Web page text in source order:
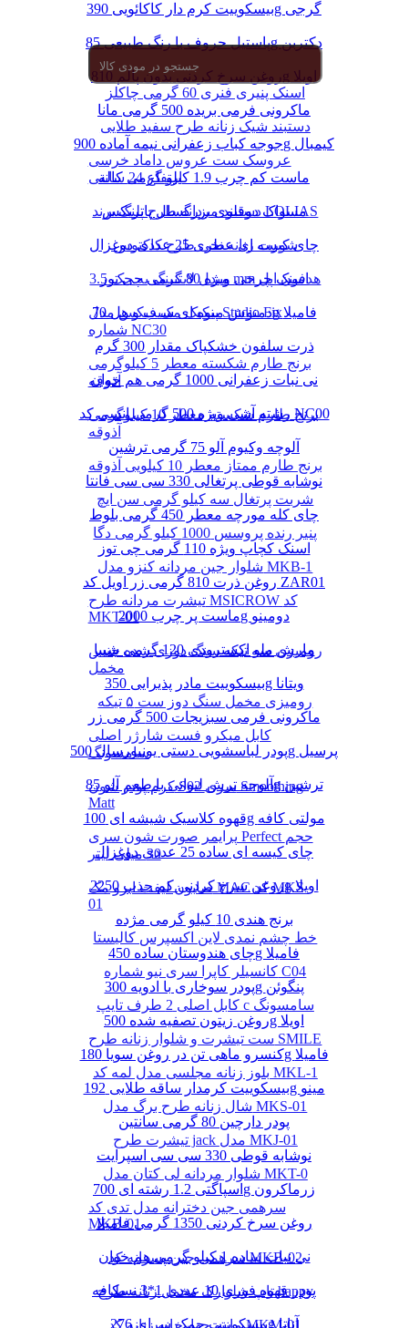
اسنک پنیری فنری 60 گرمی چاکلز
دستبند شیک زنانه طرح سفید طلایی
عروسک ست عروس داماد خرسی
ارتفاع 24 سانتی
دستبند مردانه طرح پلنگ برند LOLIAS
شورت زنانه نخی طرح کاکتوس
مبدل لایتنینگ به جک 3.5 mm هدفون اپل
پنکیک مک فیکس مدل Studio Fix
شماره NC30
برنج طارم شکسته معطر 5 کیلوگرمی
آذوقه
برنج طارم شکسته معطر 10 کیلوگرمی
آذوقه
برنج طارم ممتاز معطر 10 کیلویی آذوقه
شربت پرتغال سه کیلو گرمی سن ایچ
پنیر رنده پروسس 1000 کیلو گرمی دگا
شلوار جین مردانه کنزو مدل MKB-1
تیشرت مردانه طرح MSICROW کد
MKT-01
رومیزی سه تیکه سنگ دوزی شده جنس
مخمل
رومیزی مخمل سنگ دوز ست ۵ تیکه
کابل میکرو فست شارژر اصلی
سامسونگ
کرم پودر شون S02 سری Smoothing
Matt
پرایمر صورت شون سری Perfect حجم
30 میلی لیتر
صابون لیفت ابرو مک MAC کد MKS-
01
خط چشم نمدی لاین اکسپرس کالیستا
کانسیلر کاپرا سری نیو شماره C04
کابل اصلی 2 طرف تایپ c سامسونگ
ست تیشرت و شلوار زنانه طرح SMILE
بلوز زنانه مجلسی مدل لمه کد MKL-1
شال زنانه طرح برگ مدل MKS-01
تیشرت طرح jack مدل MKJ-01
شلوار مردانه لی کتان مدل MKT-0
سرهمی جین دخترانه مدل تدی کد
MKB-01
سرهمی جین پسرانه کد MKB-02
تاپ شلوارک مخمل زنانه طرح happy
مانتو چهارخانه زنانه کد MKM-01
بیسکوییت کرم دار کاکائویی 390g گرجی
پاستیل حروف با رنگ طبیعی 85g دکتربن
روغن سرخ کردنی بدون پالم 810g اویلا
ماکرونی فرمی بریده 500 گرمی مانا
جوجه کباب زعفرانی نیمه آماده 900g کیمبال
ماست کم چرب 1.9 کیلو گرمی کاله
مسواک دوقلوی بزرگسال پاتریکس
چای کیسه ای عطری 25 عددی دوغزال
اسنک چرخی ویژه 80 گرمی چی توز
دمنوش میوه ای سیب و هل 70g فامیلا
ذرت سلفون خشکپاک مقدار 300 گرم
نی نبات زعفرانی 1000 گرمی هم خوان
رشته آشی ویژه 500 گرمی انسی کد NC00
آلوچه وکیوم آلو 75 گرمی ترشین
نوشابه قوطی پرتغالی 330 سی سی فانتا
چای کله مورچه معطر 450 گرمی بلوط
اسنک کچاپ ویژه 110 گرمی چی توز
روغن ذرت 810 گرمی زر اویل کد ZAR01
ماست پر چرب 2000g دومینو
مارش ملو اکسترودی 120 گرمی شیبا
بیسکوییت مادر پذیرایی 350g ویتانا
ماکرونی فرمی سبزیجات 500 گرمی زر
پودر لباسشویی دستی یونیورسال 500g پرسیل
آلوچه ترش لیوانی با طعم آلو 85g ترشین
قهوه کلاسیک شیشه ای 100g مولتی کافه
چای کیسه ای ساده 25 عددی دوغزال
روغن سرخ کردنی کم جذب 2250g اویلا
برنج هندی 10 کیلو گرمی مژده
چای هندوستان ساده 450g فامیلا
پودر سوخاری با ادویه 300g پنگوئن
روغن زیتون تصفیه شده 500g اویلا
کنسرو ماهی تن در روغن سویا 180g فامیلا
بیسکوییت کرمدار ساقه طلایی 192g مینو
پودر دارچین 80 گرمی سانتین
نوشابه قوطی 330 سی سی اسپرایت
اسپاگتی 1.2 رشته ای 700g زرماکرون
روغن سرخ کردنی 1350 گرمی فامیلا
نی نبات ساده 1 کیلو گرمی هم خوان
پودر قهوه فوری 10 عددی 1*3 نسکافه
بیسکوییت چمک سرای 276g آناتا